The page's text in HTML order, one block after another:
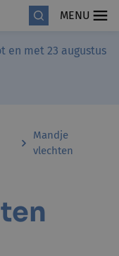
MENU
en met 23 augustus
Mandje
vlechten